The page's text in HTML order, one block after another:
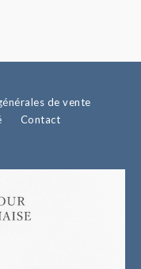
de vente
Contact